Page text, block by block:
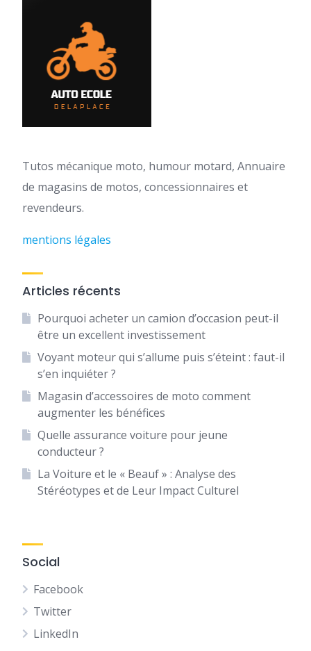
Tutos mécanique moto, humour motard, Annuaire
de magasins de motos, concessionnaires et
revendeurs.
mentions légales
Articles récents
Pourquoi acheter un camion d’occasion peut-il
être un excellent investissement
Voyant moteur qui s’allume puis s’éteint : faut-il
s’en inquiéter ?
Magasin d’accessoires de moto comment
augmenter les bénéfices
Quelle assurance voiture pour jeune
conducteur ?
La Voiture et le « Beauf » : Analyse des
Stéréotypes et de Leur Impact Culturel
Social
Facebook
Twitter
LinkedIn